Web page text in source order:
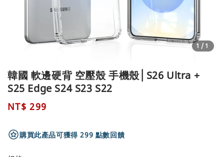
1 /1
韓國 軟邊硬背 空壓殼 手機殼│S26 Ultra +
S25 Edge S24 S23 S22
Regular
NT$ 299
購買此產品可獲得 299 點數回饋